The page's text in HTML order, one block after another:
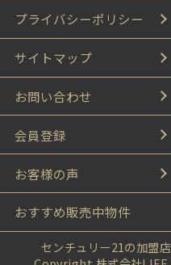
プライバシーポリシー
サイトマップ
お問い合わせ
会員登録
お客様の声
おすすめ販売中物件
センチュリー21の加盟